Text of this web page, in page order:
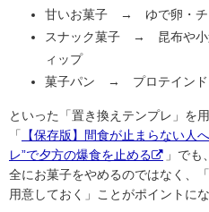
甘いお菓子 → ゆで卵・チ
スナック菓子 → 昆布や小
ィップ
菓子パン → プロテインド
といった「置き換えテンプレ」を
「
【保存版】間食が止まらない人
レ”で夕方の爆食を止める
」で
全にお菓子をやめるのではなく、
用意しておく」ことがポイントにな